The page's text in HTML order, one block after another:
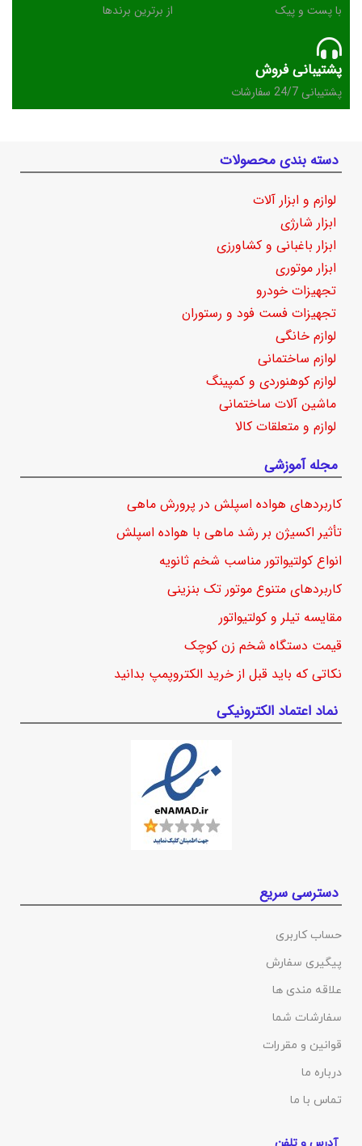
با پست و پیک از برترین برندها
پشتیبانی فروش
پشتیبانی 24/7 سفارشات
دسته بندی محصولات
لوازم و ابزار آلات
ابزار شارژی
ابزار باغبانی و کشاورزی
ابزار موتوری
تجهیزات خودرو
تجهیزات فست فود و رستوران
لوازم خانگی
لوازم ساختمانی
لوازم کوهنوردی و کمپینگ
ماشین آلات ساختمانی
لوازم و متعلقات کالا
مجله آموزشی
کاربردهای هواده اسپلش در پرورش ماهی
تأثیر اکسیژن بر رشد ماهی با هواده اسپلش
انواع کولتیواتور مناسب شخم ثانویه
کاربردهای متنوع موتور تک بنزینی
مقایسه تیلر و کولتیواتور
قیمت دستگاه شخم زن کوچک
نکاتی که باید قبل از خرید الکتروپمپ بدانید
نماد اعتماد الکترونیکی
دسترسی سریع
حساب کاربری
پیگیری سفارش
علاقه مندی ها
سفارشات شما
قوانین و مقررات
درباره ما
تماس با ما
آدرس و تلفن